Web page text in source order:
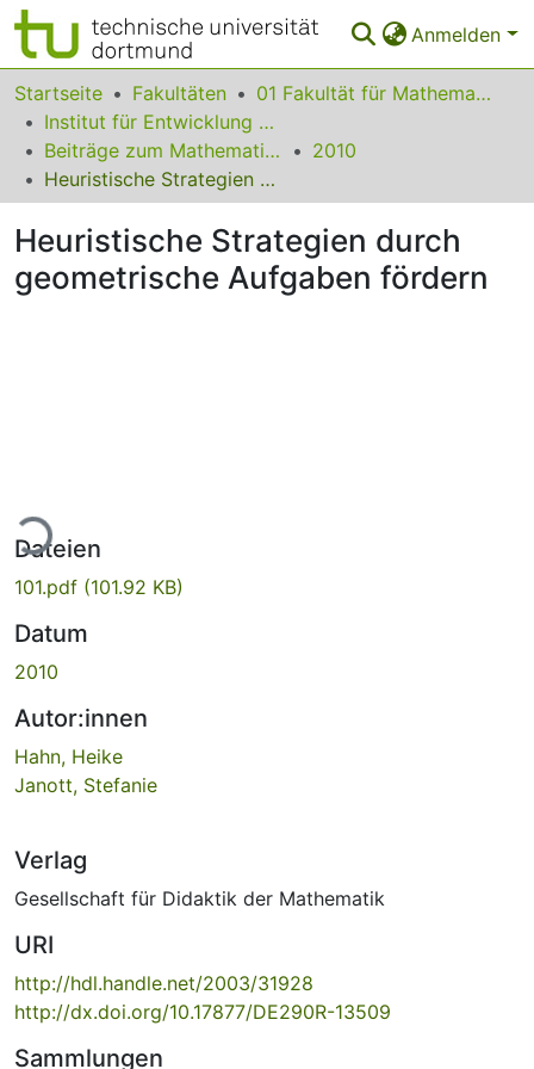
Anmelden
Bereiche & Sammlungen
Das gesamte Repositorium
Statistiken
FAQ
Leitlinien
Startseite Fakultäten
01 Fakultät für Mathematik
Institut für Entwicklung und Erforschung des Mathematikunterrichts
Beiträge zum Mathematikunterricht
2010
Heuristische Strategien durch geometrische Aufgaben fördern
Heuristische Strategien durch
geometrische Aufgaben fördern
Dateien
101.pdf (101.92 KB)
Datum
2010
Autor:innen
Hahn, Heike
Janott, Stefanie
Verlag
Gesellschaft für Didaktik der Mathematik
URI
http://hdl.handle.net/2003/31928
http://dx.doi.org/10.17877/DE290R-13509
Sammlungen